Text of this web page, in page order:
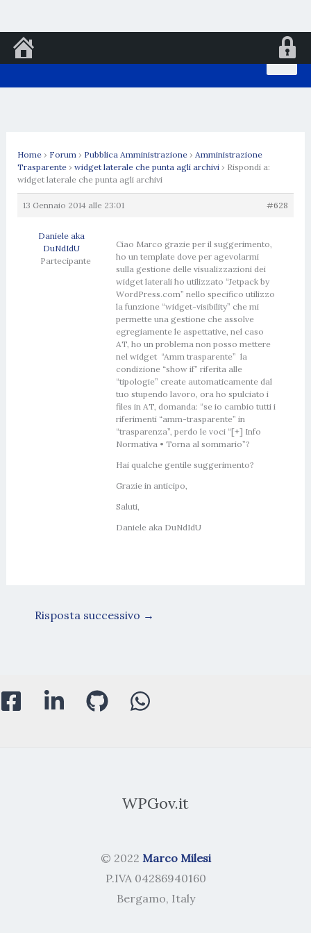
al
Home › Forum › Pubblica Amministrazione › Amministrazione
Trasparente › widget laterale che punta agli archivi › Rispondi a:
widget laterale che punta agli archivi
13 Gennaio 2014 alle 23:01 #628
Daniele aka
DuNdIdU
Partecipante
Ciao Marco grazie per il suggerimento,
ho un template dove per agevolarmi
sulla gestione delle visualizzazioni dei
widget laterali ho utilizzato “Jetpack by
WordPress.com” nello specifico utilizzo
la funzione “widget-visibility” che mi
permette una gestione che assolve
egregiamente le aspettative, nel caso
AT, ho un problema non posso mettere
nel widget “Amm trasparente” la
condizione “show if” riferita alle
“tipologie” create automaticamente dal
tuo stupendo lavoro, ora ho spulciato i
files in AT, domanda: “se io cambio tutti i
riferimenti “amm-trasparente” in
“trasparenza”, perdo le voci “[+] Info
Normativa • Torna al sommario”?
Hai qualche gentile suggerimento?
Grazie in anticipo,
Saluti,
Daniele aka DuNdIdU
Risposta successivo →
WPGov.it
© 2022 Marco Milesi
P.IVA 04286940160
Bergamo, Italy